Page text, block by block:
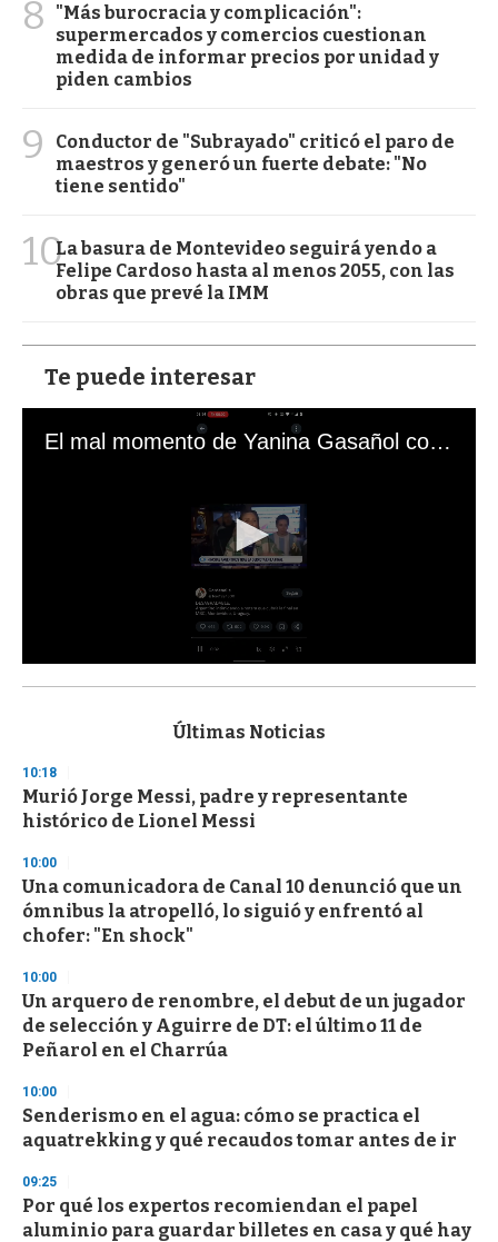
8
"Más burocracia y complicación":
supermercados y comercios cuestionan
medida de informar precios por unidad y
piden cambios
9
Conductor de "Subrayado" criticó el paro de
maestros y generó un fuerte debate: "No
tiene sentido"
10La basura de Montevideo seguirá yendo a
Felipe Cardoso hasta al menos 2055, con las
obras que prevé la IMM
Te puede interesar
El mal momento de Yanina Gasañol con un hincha argentino en "Subrayado"
s
d
s
o
f
3
s
e
c
o
d
s
Últimas Noticias
10:18
Murió Jorge Messi, padre y representante
histórico de Lionel Messi
10:00
Una comunicadora de Canal 10 denunció que un
ómnibus la atropelló, lo siguió y enfrentó al
chofer: "En shock"
10:00
Un arquero de renombre, el debut de un jugador
de selección y Aguirre de DT: el último 11 de
Peñarol en el Charrúa
10:00
Senderismo en el agua: cómo se practica el
aquatrekking y qué recaudos tomar antes de ir
09:25
Por qué los expertos recomiendan el papel
aluminio para guardar billetes en casa y qué hay